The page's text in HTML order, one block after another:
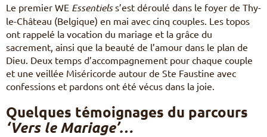
Le premier WE Essentielss’est déroulé dans le foyer de Thy-
le-Château (Belgique) en mai avec cinq couples. Les topos
ont rappelé la vocation du mariage et la grâce du
sacrement, ainsi que la beauté de l’amour dans le plan de
Dieu. Deux temps d’accompagnement pour chaque couple
et une veillée Miséricorde autour de Ste Faustine avec
confessions et pardons ont été vécus dans la joie.
Quelques témoignages du parcours
‘Vers le Mariage’…